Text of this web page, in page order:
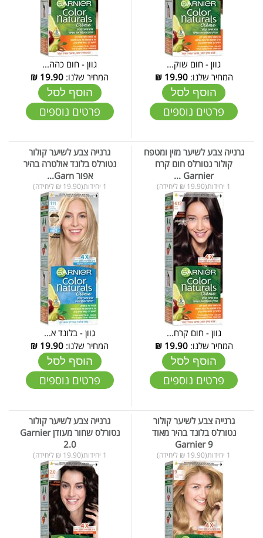
גוון - חום שוק...
המחיר שלנו:19.90
₪
הוסף לסל
פרטים נוספים
גוון - חום כהה...
המחיר שלנו: 19.90
₪
הוסף לסל
פרטים נוספים
גרנייה צבע לשיער מזין ומטפח
קולור נטורלס חום קרח
Garnier ...
1 יחידות(19.90 ₪ ליחידה)
גוון - חום קרח...
המחיר שלנו:19.90
₪
הוסף לסל
פרטים נוספים
גרנייה צבע לשיער קולור
נטורלס בלונד אולטרה בהיר
אפור Garn...
1 יחידות(19.90 ₪ ליחידה)
גוון - בלונד א...
המחיר שלנו: 19.90
₪
הוסף לסל
פרטים נוספים
גרנייה צבע לשיער קולור
נטורלס בלונד בהיר מאוד
Garnier 9
1 יחידות(19.90 ₪ ליחידה)
גרנייה צבע לשיער קולור
נטורלס שחור מעודן Garnier
2.0
1 יחידות(19.90 ₪ ליחידה)